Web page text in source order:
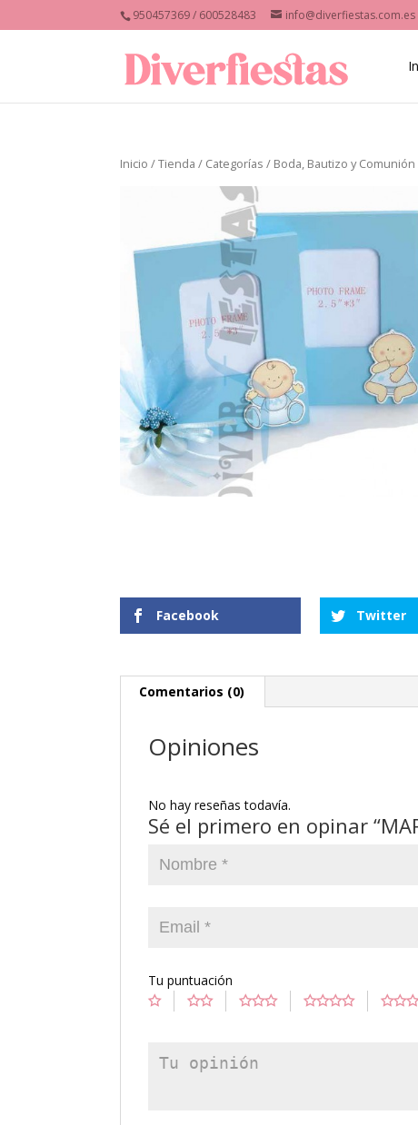
950457369 / 600528483 info@diverfiestas.com.es
Inicio /Tienda / Categorías / Boda, Bautizo y Comunión
Facebook Twitter
Comentarios (0)
Opiniones
No hay reseñas todavía.
Sé el primero en opinar
Tu puntuación